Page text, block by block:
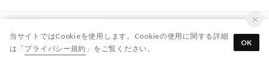
1 ～ 9件 (全9件)
当サイトではCookieを使用します。Cookieの使用に関する詳細
は「プライバシー規約 」をご覧ください。
OK